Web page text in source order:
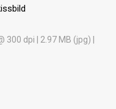
300 dpi | 2.97 MB (jpg) |